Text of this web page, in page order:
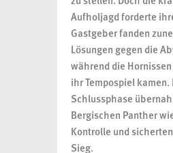
Aufholjagd forderte
Gastgeber fanden
Lösungen gegen die
während die
ihr Tempospiel kamen.
Schlussphase
Bergischen Panther
Kontrolle und
Sieg.